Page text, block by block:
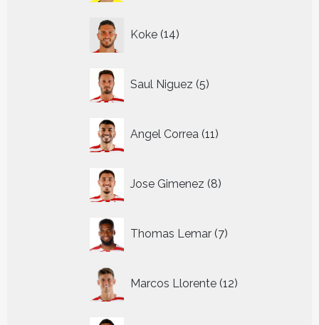
Koke 14
producten
Saul Niguez 5
producten
Angel Correa 11
producten
Jose Gimenez 8
producten
Thomas Lemar 7
producten
Marcos Llorente 12
producten